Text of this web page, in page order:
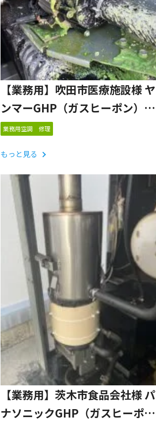
【業務用】吹田市医療施設様 ヤ
ンマーGHP（ガスヒーポン）
「UE/U4」リモコン表示 修理対応事
業務用空調 修理
もっと見る
【業務用】茨木市食品会社様 パ
ナソニックGHP（ガスヒーポ